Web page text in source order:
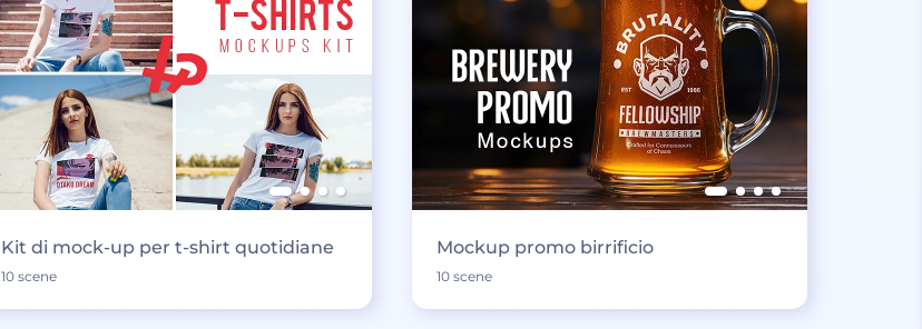
Kit di mock-up per t-shirt quotidiane
10 scene
Mockup promo birrificio
10 scene